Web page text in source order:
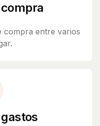
compra entre varios